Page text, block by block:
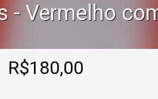
- Vermelho
R$180,00